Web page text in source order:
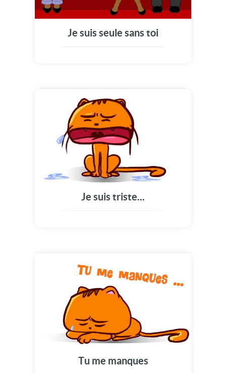
Je suis seule sans toi
Je suis triste...
Tu me manques